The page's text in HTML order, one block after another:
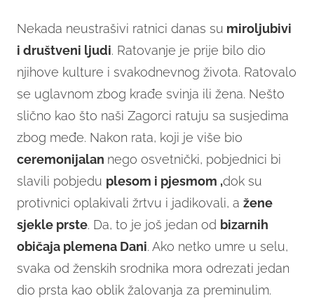
Nekada neustrašivi ratnici danas su miroljubivi
i društveni ljudi. Ratovanje je prije bilo dio
njihove kulture i svakodnevnog života. Ratovalo
se uglavnom zbog krađe svinja ili žena. Nešto
slično kao što naši Zagorci ratuju sa susjedima
zbog međe. Nakon rata, koji je više bio
ceremonijalan nego osvetnički, pobjednici bi
slavili pobjedu plesom i pjesmom ,dok su
protivnici oplakivali žrtvu i jadikovali, a žene
sjekle prste. Da, to je još jedan od bizarnih
običaja plemena Dani. Ako netko umre u selu,
svaka od ženskih srodnika mora odrezati jedan
dio prsta kao oblik žalovanja za preminulim.